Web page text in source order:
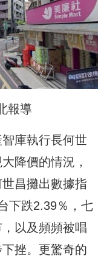
報導
庫執行長何世
降價的情況，
昌攤出數據指
下跌2.39％，七
以及頻頻被唱
挫。更驚奇的